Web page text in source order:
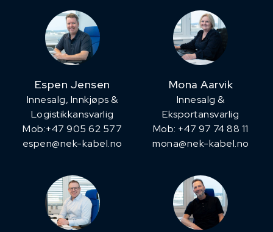
Espen Jensen
Innesalg, ​Innkjøps &
Logistikkansvarlig
Mob:+47 905 62 577
espen@nek-kabel.no
Mona Aarvik
Innesalg &
Eksportansvarlig
Mob: +47 97 74 88 11
mona@nek-kabel.no